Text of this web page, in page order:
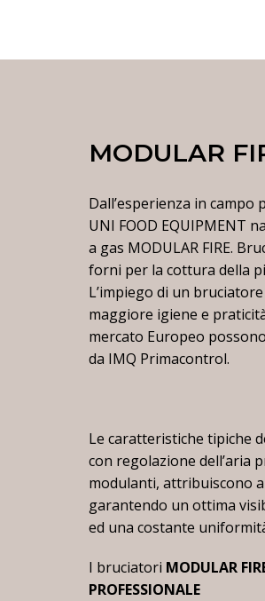
MODULAR
Dall’esperienza in campo
UNI FOOD EQUIPMENT
a gas MODULAR FIRE.
forni per la cottura della
L’impiego di un
maggiore igiene e
mercato Europeo
da IMQ Primacontrol.
Le caratteristiche tipiche
con regolazione dell’aria
modulanti, attribuiscono
garantendo un ottima
ed una costante
I bruciatori MODULAR
PROFESSIONALE